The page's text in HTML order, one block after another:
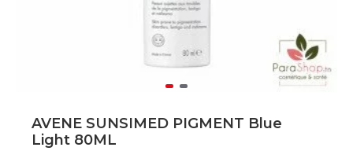
AVENE SUNSIMED PIGMENT Blue
Light 80ML